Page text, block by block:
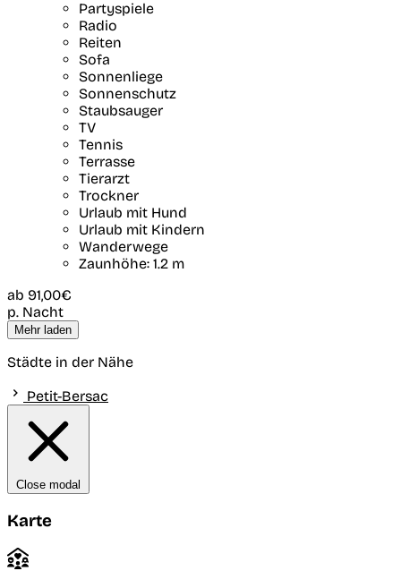
Partyspiele
Radio
Reiten
Sofa
Sonnenliege
Sonnenschutz
Staubsauger
TV
Tennis
Terrasse
Tierarzt
Trockner
Urlaub mit Hund
Urlaub mit Kindern
Wanderwege
Zaunhöhe: 1.2 m
ab 91,00€
p. Nacht
Mehr laden
Städte in der Nähe
Petit-Bersac
Close modal
Karte